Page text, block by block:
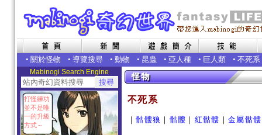
• 關於怪物 • 導覽搜尋 • 動物 • 昆蟲 • 亞人種 • 巨人類 • 不死系
Mabinogi Search Engine
打怪練功
並不是唯
一的升級
方式～
不死系
｜骷髏狼 ｜ 骷髏 ｜ 紅骷髏 ｜金屬骷髏